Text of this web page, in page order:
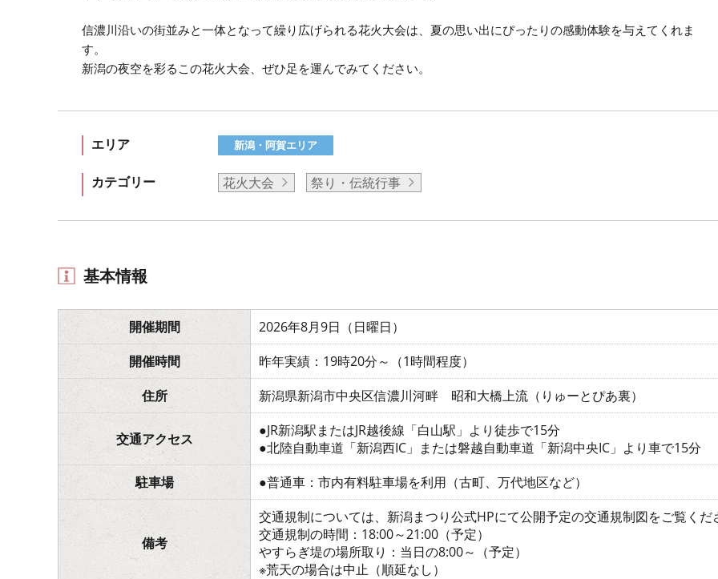
信濃川沿いの街並みと一体となって繰り広げられる花火大会は、夏の思い出にぴったりの感動体験を与えてくれま
す。
新潟の夜空を彩るこの花火大会、ぜひ足を運んでみてください。
エリア 新潟・阿賀エリア
カテゴリー 花火大会 祭り・伝統行事
基本情報
開催期間
2026年8月9日（日曜日）
開催時間
昨年実績：19時20分～（1時間程度）
住所
新潟県新潟市中央区信濃川河畔 昭和大橋上流（りゅーとぴあ裏）
交通アクセス
●JR新潟駅またはJR越後線「白山駅」より徒歩で15分
●北陸自動車道「新潟西IC」または磐越自動車道「新潟中央IC」より車で15分
駐車場
●普通車：市内有料駐車場を利用（古町、万代地区など）
備考
交通規制については、新潟まつり公式HPにて公開予定の交通規制図をご覧くだ
交通規制の時間：18:00～21:00（予定）
やすらぎ堤の場所取り：当日の8:00～（予定）
※荒天の場合は中止（順延なし）